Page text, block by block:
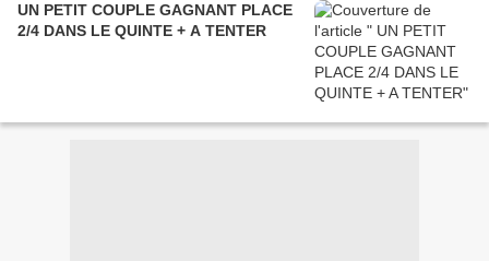
UN PETIT COUPLE GAGNANT PLACE
2/4 DANS LE QUINTE + A TENTER